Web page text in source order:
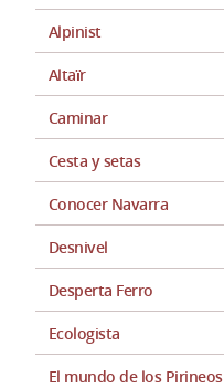
Alpinist
Altaïr
Caminar
Cesta y setas
Conocer Navarra
Desnivel
Desperta Ferro
Ecologista
El mundo de los Pirineos